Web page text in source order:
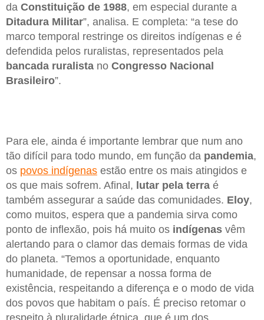
da Constituição de 1988, em especial durante a
Ditadura Militar”, analisa. E completa: “a tese do
marco temporal restringe os direitos indígenas e é
defendida pelos ruralistas, representados pela
bancada ruralista no Congresso Nacional
Brasileiro”.
Para ele, ainda é importante lembrar que num ano
tão difícil para todo mundo, em função da pandemia,
os povos indígenas estão entre os mais atingidos e
os que mais sofrem. Afinal, lutar pela terra é
também assegurar a saúde das comunidades. Eloy,
como muitos, espera que a pandemia sirva como
ponto de inflexão, pois há muito os indígenas vêm
alertando para o clamor das demais formas de vida
do planeta. “Temos a oportunidade, enquanto
humanidade, de repensar a nossa forma de
existência, respeitando a diferença e o modo de vida
dos povos que habitam o país. É preciso retomar o
respeito à pluralidade étnica, que é um dos